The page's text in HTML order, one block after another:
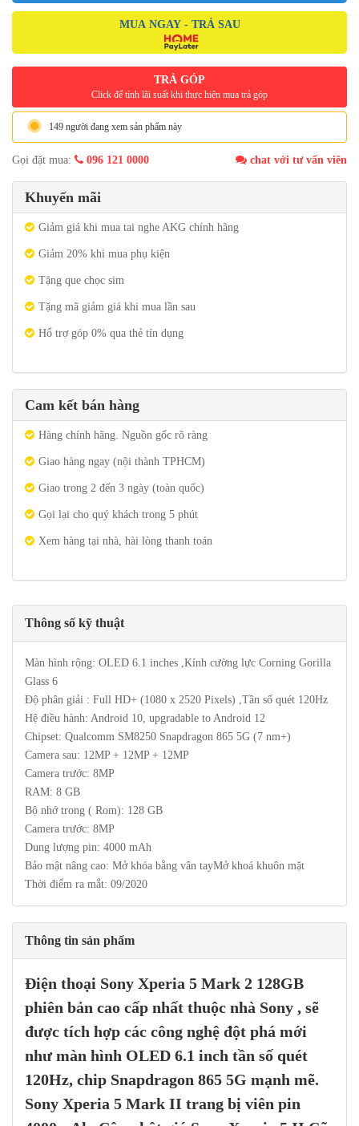
MUA NGAY - TRẢ SAU
TRẢ GÓP
Click để tính lãi suất khi thực hiện mua trả góp
149 người đang xem sản phẩm này
Gọi đặt mua: 096 121 0000 chat với tư vấn viên
Khuyến mãi
Giảm giá khi mua tai nghe AKG chính hãng
Giảm 20% khi mua phụ kiện
Tặng que chọc sim
Tặng mã giảm giá khi mua lần sau
Hổ trợ góp 0% qua thẻ tín dụng
Cam kết bán hàng
Hàng chính hãng. Nguồn gốc rõ ràng
Giao hàng ngay (nội thành TPHCM)
Giao trong 2 đến 3 ngày (toàn quốc)
Gọi lại cho quý khách trong 5 phút
Xem hàng tại nhà, hài lòng thanh toán
Thông số kỹ thuật
Màn hình rộng: OLED 6.1 inches ,Kính cường lực Corning Gorilla
Glass 6
Độ phân giải : Full HD+ (1080 x 2520 Pixels) ,Tần số quét 120Hz
Hệ điều hành: Android 10, upgradable to Android 12
Chipset: Qualcomm SM8250 Snapdragon 865 5G (7 nm+)
Camera sau: 12MP + 12MP + 12MP
Camera trước: 8MP
RAM: 8 GB
Bộ nhớ trong ( Rom): 128 GB
Camera trước: 8MP
Dung lượng pin: 4000 mAh
Bảo mật nâng cao: Mở khóa bằng vân tayMở khoá khuôn mặt
Thời điểm ra mắt: 09/2020
Thông tin sản phẩm
Điện thoại Sony Xperia 5 Mark 2 128GB
phiên bản cao cấp nhất thuộc nhà Sony , sẽ
được tích hợp các công nghệ đột phá mới
như màn hình OLED 6.1 inch tần số quét
120Hz, chip Snapdragon 865 5G mạnh mẽ.
Sony Xperia 5 Mark II trang bị viên pin